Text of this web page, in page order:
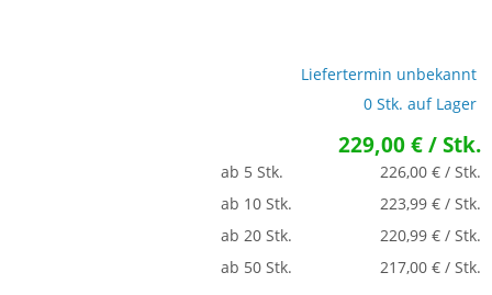
Liefertermin unbekannt
0 Stk. auf Lager
229,00 € / Stk.
ab 5 Stk.
226,00 € / Stk.
ab 10 Stk.
223,99 € / Stk.
ab 20 Stk.
220,99 € / Stk.
ab 50 Stk.
217,00 € / Stk.